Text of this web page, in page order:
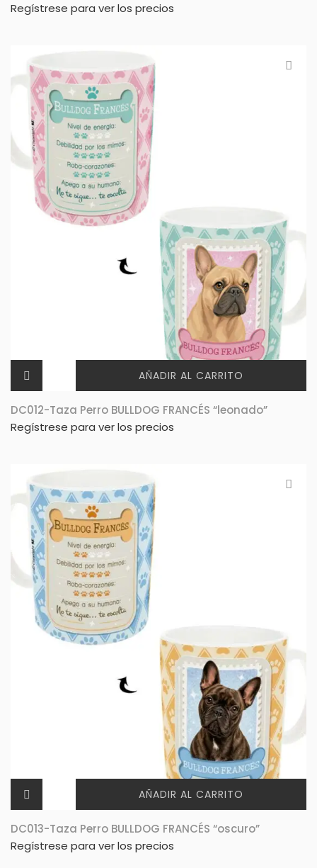
Regístrese para ver los precios
AÑADIR AL CARRITO
DC012-Taza Perro BULLDOG FRANCÉS “leonado”
Regístrese para ver los precios
AÑADIR AL CARRITO
DC013-Taza Perro BULLDOG FRANCÉS “oscuro”
Regístrese para ver los precios